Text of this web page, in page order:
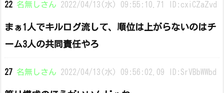
22 名無しさん 2022/04/13(水) 09:55:10.71 ID:cxiCZaZvd
まぁ1人でキルログ流して、順位は上がらないのはチ
ーム3人の共同責任やろ
27 名無しさん 2022/04/13(水) 09:56:02.09 ID:SrVBbWWbd